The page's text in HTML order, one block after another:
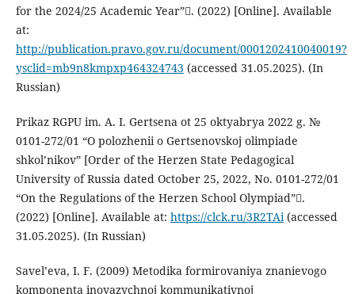
for the 2024/25 Academic Year”. (2022) [Online]. Available
at:
http://publication.pravo.gov.ru/document/0001202410040019?
ysclid=mb9n8kmpxp464324743 (accessed 31.05.2025). (In
Russian)
Prikaz RGPU im. A. I. Gertsena ot 25 oktyabrya 2022 g. №
0101-272/01 “O polozhenii o Gertsenovskoj olimpiade
shkol’nikov” [Order of the Herzen State Pedagogical
University of Russia dated October 25, 2022, No. 0101-272/01
“On the Regulations of the Herzen School Olympiad”.
(2022) [Online]. Available at: https://clck.ru/3R2TAi (accessed
31.05.2025). (In Russian)
Savel’eva, I. F. (2009) Metodika formirovaniya znanievogo
komponenta inoyazychnoj kommunikativnoj